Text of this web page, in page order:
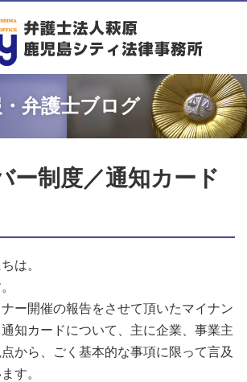
弁護士ブログ
ー制度／通知カード
は。
ー開催の報告をさせて頂いたマイナン
知カードについて、主に企業、事業主
から、ごく基本的な事項に限って言及
す。